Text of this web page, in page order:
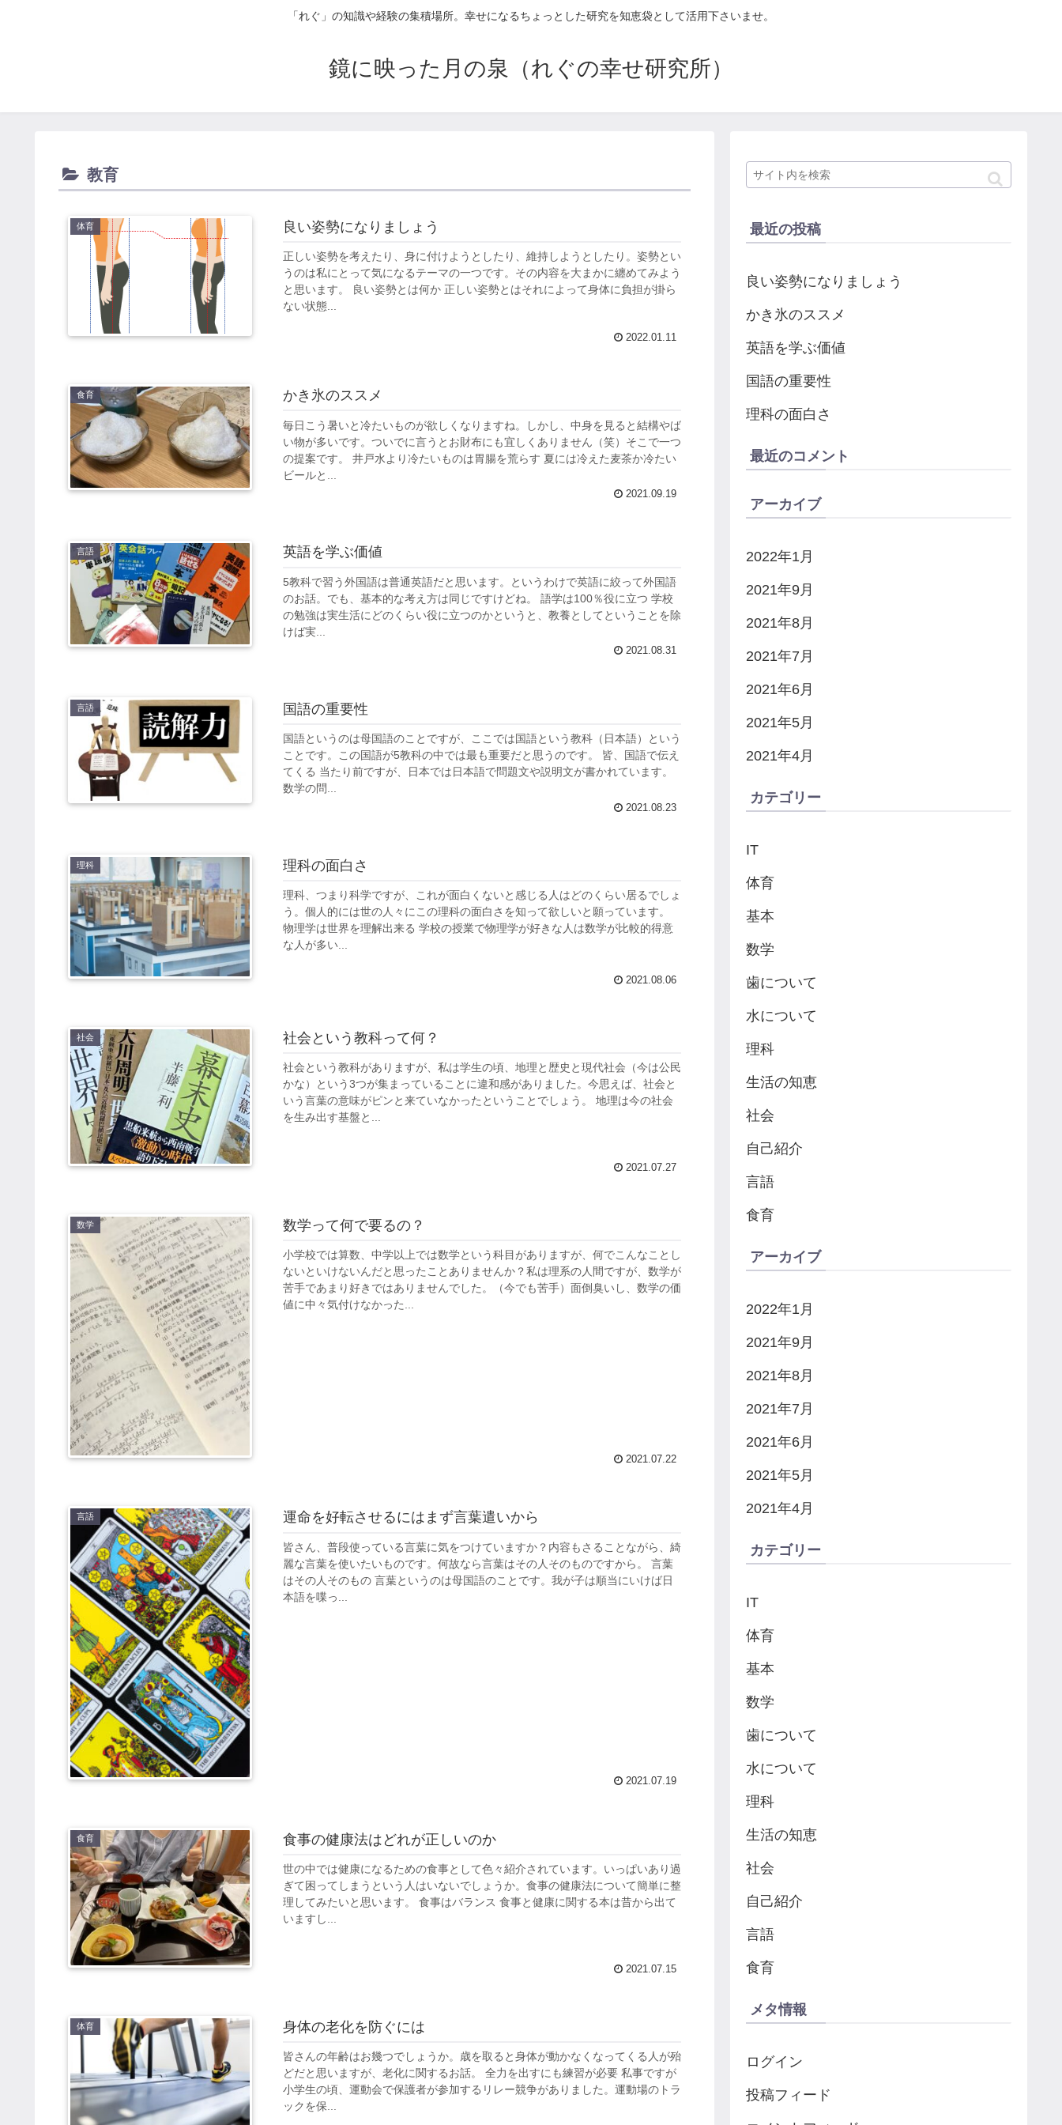
「れぐ」の知識や経験の集積場所。幸せになるちょっとした研究を知恵袋として活用下さいませ。
鏡に映った月の泉（れぐの幸せ研究所）
教育
体育 良い姿勢になりましょう
正しい姿勢を考えたり、身に付けようとしたり、維持しようとしたり。姿勢とい
うのは私にとって気になるテーマの一つです。その内容を大まかに纏めてみよう
と思います。 良い姿勢とは何か 正しい姿勢とはそれによって身体に負担が掛ら
ない状態...
2022.01.11
食育 かき氷のススメ
毎日こう暑いと冷たいものが欲しくなりますね。しかし、中身を見ると結構やば
い物が多いです。ついでに言うとお財布にも宜しくありません（笑）そこで一つ
の提案です。 井戸水より冷たいものは胃腸を荒らす 夏には冷えた麦茶か冷たい
ビールと...
2021.09.19
言語 英語を学ぶ価値
5教科で習う外国語は普通英語だと思います。というわけで英語に絞って外国語
のお話。でも、基本的な考え方は同じですけどね。 語学は100％役に立つ 学校
の勉強は実生活にどのくらい役に立つのかというと、教養としてということを除
けば実...
2021.08.31
言語 国語の重要性
国語というのは母国語のことですが、ここでは国語という教科（日本語）という
ことです。この国語が5教科の中では最も重要だと思うのです。 皆、国語で伝え
てくる 当たり前ですが、日本では日本語で問題文や説明文が書かれています。
数学の問...
2021.08.23
理科 理科の面白さ
理科、つまり科学ですが、これが面白くないと感じる人はどのくらい居るでしょ
う。個人的には世の人々にこの理科の面白さを知って欲しいと願っています。
物理学は世界を理解出来る 学校の授業で物理学が好きな人は数学が比較的得意
な人が多い...
2021.08.06
社会 社会という教科って何？
社会という教科がありますが、私は学生の頃、地理と歴史と現代社会（今は公民
かな）という3つが集まっていることに違和感がありました。今思えば、社会と
いう言葉の意味がピンと来ていなかったということでしょう。 地理は今の社会
を生み出す基盤と...
2021.07.27
数学 数学って何で要るの？
小学校では算数、中学以上では数学という科目がありますが、何でこんなことし
ないといけないんだと思ったことありませんか？私は理系の人間ですが、数学が
苦手であまり好きではありませんでした。（今でも苦手）面倒臭いし、数学の価
値に中々気付けなかった...
2021.07.22
言語 運命を好転させるにはまず言葉遣いから
皆さん、普段使っている言葉に気をつけていますか？内容もさることながら、綺
麗な言葉を使いたいものです。何故なら言葉はその人そのものですから。 言葉
はその人そのもの 言葉というのは母国語のことです。我が子は順当にいけば日
本語を喋っ...
2021.07.19
食育 食事の健康法はどれが正しいのか
世の中では健康になるための食事として色々紹介されています。いっぱいあり過
ぎて困ってしまうという人はいないでしょうか。食事の健康法について簡単に整
理してみたいと思います。 食事はバランス 食事と健康に関する本は昔から出て
いますし...
2021.07.15
体育 身体の老化を防ぐには
皆さんの年齢はお幾つでしょうか。歳を取ると身体が動かなくなってくる人が殆
どだと思いますが、老化に関するお話。 全力を出すにも練習が必要 私事ですが
小学生の頃、運動会で保護者が参加するリレー競争がありました。運動場のトラ
ックを保...
最近の投稿
良い姿勢になりましょう
かき氷のススメ
英語を学ぶ価値
国語の重要性
理科の面白さ
最近のコメント
アーカイブ
2022年1月
2021年9月
2021年8月
2021年7月
2021年6月
2021年5月
2021年4月
カテゴリー
IT
体育
基本
数学
歯について
水について
理科
生活の知恵
社会
自己紹介
言語
食育
アーカイブ
2022年1月
2021年9月
2021年8月
2021年7月
2021年6月
2021年5月
2021年4月
カテゴリー
IT
体育
基本
数学
歯について
水について
理科
生活の知恵
社会
自己紹介
言語
食育
メタ情報
ログイン
投稿フィード